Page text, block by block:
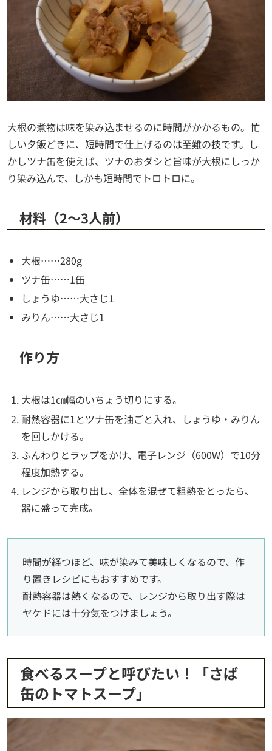
大根の煮物は味を染み込ませるのに時間がかかるもの。忙
しい夕飯どきに、短時間で仕上げるのは至難の技です。し
かしツナ缶を使えば、ツナのおダシと旨味が大根にしっか
り染み込んで、しかも短時間でトロトロに。
材料（2〜3人前）
大根……280g
ツナ缶……1缶
しょうゆ……大さじ1
みりん……大さじ1
作り方
大根は1㎝幅のいちょう切りにする。
耐熱容器に1とツナ缶を油ごと入れ、しょうゆ・みりん
を回しかける。
ふんわりとラップをかけ、電子レンジ（600W）で10分
程度加熱する。
レンジから取り出し、全体を混ぜて粗熱をとったら、
器に盛って完成。
時間が経つほど、味が染みて美味しくなるので、作
り置きレシピにもおすすめです。
耐熱容器は熱くなるので、レンジから取り出す際は
ヤケドには十分気をつけましょう。
食べるスープと呼びたい！「さば
缶のトマトスープ」